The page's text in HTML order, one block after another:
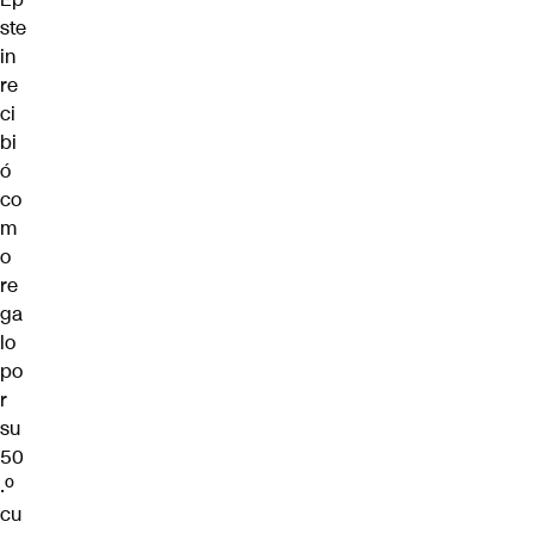
ste
in
re
ci
bi
ó
co
m
o
re
ga
lo
po
r
su
50
.º
cu